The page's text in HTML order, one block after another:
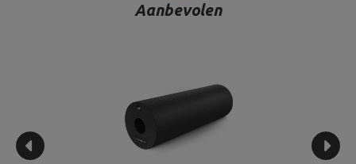
Aanbevolen